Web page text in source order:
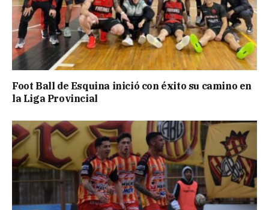
Foot Ball de Esquina inició con éxito su camino en
la Liga Provincial